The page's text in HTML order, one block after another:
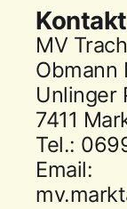
Kontakt
MV
Obmann
Unlinger
7411
Tel.:
Email: